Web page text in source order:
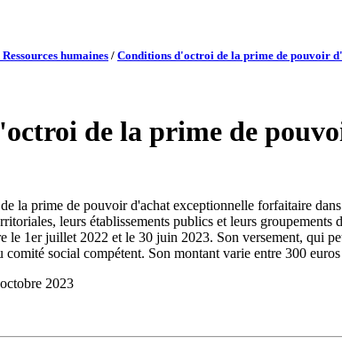
humaines / Conditions d'octroi de la prime de pouvoir
de la prime de
la prime de pouvoir d'achat exceptionnelle forfaitaire
leurs établissements publics et leurs
le 1er juillet 2022 et le 30 juin 2023. Son versement, qui
comité social compétent. Son montant varie entre 300
2023